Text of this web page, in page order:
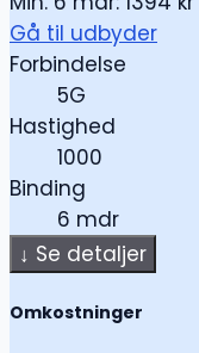
Gå til udbyder
Forbindelse
5G
Hastighed
1000
Binding
6 mdr
↓ Se detaljer
Omkostninger